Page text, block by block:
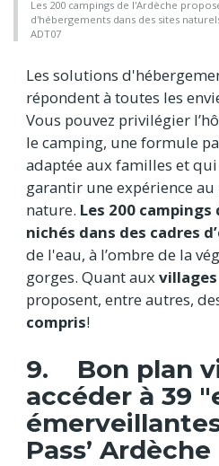
Les 200 campings de l'Ardèche
d'hébergements dans des sites
ADT07
Les solutions
répondent à toutes les
Vous pouvez privilégier
le camping, une formule
adaptée aux familles et qui
garantir une expérience
nature. Les 200 campings
nichés dans des cadres
de l'eau, à l’ombre de la
gorges. Quant auxvillages
proposent, entre autres,
compris!
9. Bon plan
accéder à 39
Pass’ Ardèche